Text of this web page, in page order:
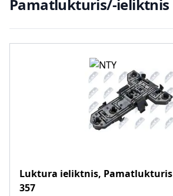
Pamatlukturis/-ieliktnis
Luktura ieliktnis, Pamatlukturis
357